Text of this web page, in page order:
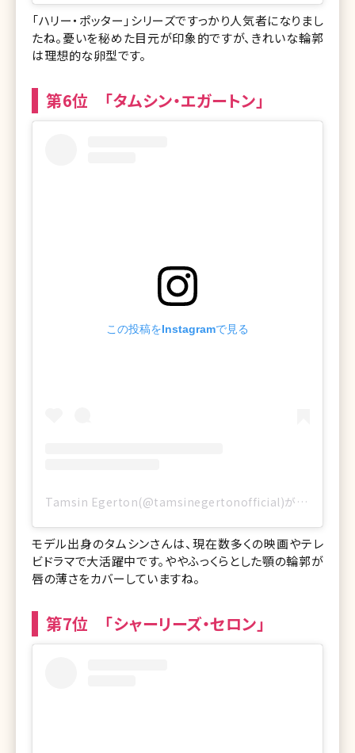
「ハリー・ポッター」シリーズですっかり人気者になりまし
たね。憂いを秘めた目元が印象的ですが、きれいな輪郭
は理想的な卵型です。
第6位 「タムシン・エガートン」
この投稿をInstagramで見る
Tamsin Egerton(@tamsinegertonofficial)がシェアした投稿
モデル出身のタムシンさんは、現在数多くの映画やテレ
ビドラマで大活躍中です。ややふっくらとした顎の輪郭が
唇の薄さをカバーしていますね。
第7位 「シャーリーズ・セロン」